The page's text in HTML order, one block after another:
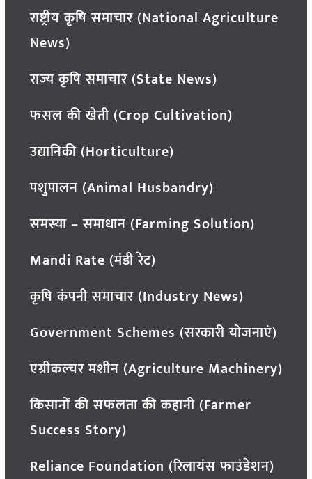
राष्ट्रीय कृषि समाचार (National Agriculture
News)
राज्य कृषि समाचार (State News)
फसल की खेती (Crop Cultivation)
उद्यानिकी (Horticulture)
पशुपालन (Animal Husbandry)
समस्या – समाधान (Farming Solution)
Mandi Rate (मंडी रेट)
कृषि कंपनी समाचार (Industry News)
Government Schemes (सरकारी योजनाएं)
एग्रीकल्चर मशीन (Agriculture Machinery)
किसानों की सफलता की कहानी (Farmer
Success Story)
Reliance Foundation (रिलायंस फाउंडेशन)